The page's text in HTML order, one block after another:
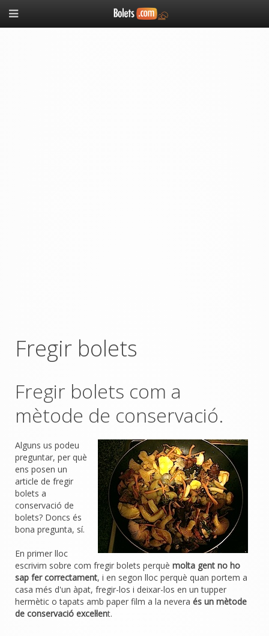
Fregir bolets
Fregir bolets com a
mètode de conservació.
Alguns us podeu
preguntar, per què
ens posen un
article de fregir
bolets a
conservació de
bolets? Doncs és
bona pregunta, sí.
En primer lloc
escrivim sobre com fregir bolets perquè molta gent no ho
sap fer correctament, i en segon lloc perquè quan portem a
casa més d'un àpat, fregir-los i deixar-los en un tupper
hermètic o tapats amb paper film a la nevera és un mètode
de conservació excel·lent.